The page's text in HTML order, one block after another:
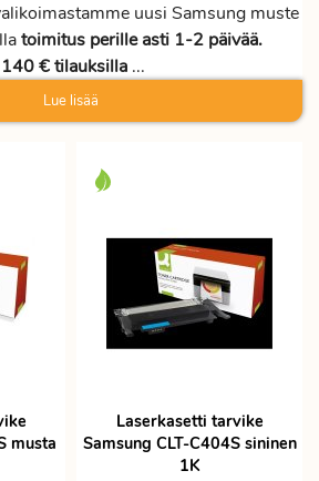
uusi Samsung muste
toimitus perille asti 1-2 päivää.
€ tilauksilla ...
Lue lisää
musta
Laserkasetti tarvike
Samsung CLT-C404S sininen
1K